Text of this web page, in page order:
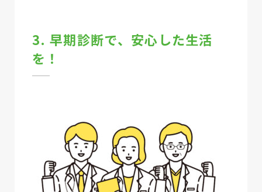
3. 早期診断で、安心した生活
を！